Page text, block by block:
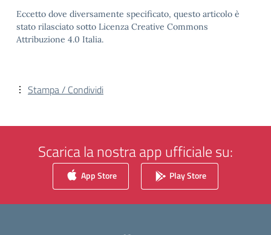
Eccetto dove diversamente specificato, questo articolo è
stato rilasciato sotto Licenza Creative Commons
Attribuzione 4.0 Italia.
Stampa / Condividi
Scarica la nostra app ufficiale su:
App Store Play Store